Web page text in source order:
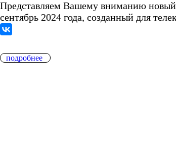
Представляем Вашему вниманию
сентябрь 2024 года, созданный для
подробнее